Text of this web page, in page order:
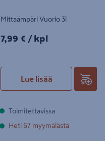
Mittaämpäri Vuorio 3l
7,99€/kpl
7,99 € / kpl
Lue lisää
Toimitettavissa
Heti 67 myymälästä